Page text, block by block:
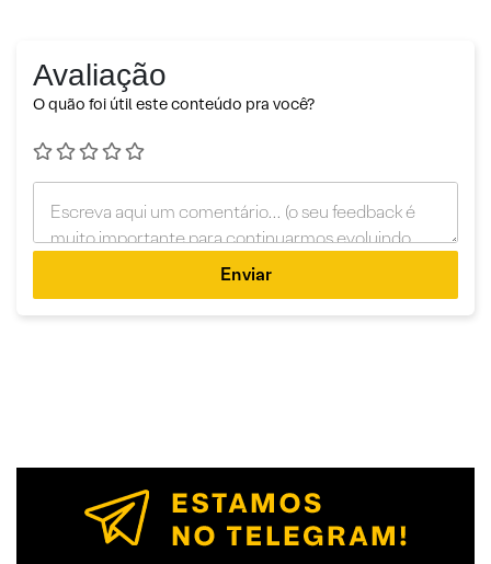
Avaliação
O quão foi útil este conteúdo pra você?
Enviar